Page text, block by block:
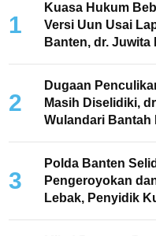
1
Kuasa Hukum
Versi Uun Usai
Banten, dr. Juwita
2
Dugaan
Masih Diselidiki,
Wulandari Bantah
3
Polda Banten
Pengeroyokan
Lebak, Penyidik